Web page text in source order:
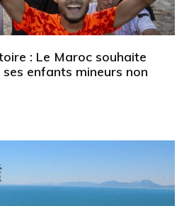
: Le Maroc souhaite
enfants mineurs non